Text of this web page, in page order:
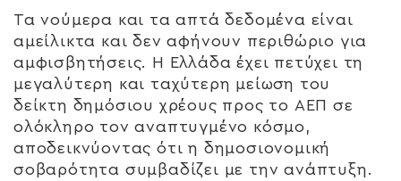
Τα νούμερα και τα απτά δεδομένα είναι
αμείλικτα και δεν αφήνουν περιθώριο για
αμφισβητήσεις. Η Ελλάδα έχει πετύχει τη
μεγαλύτερη και ταχύτερη μείωση του
δείκτη δημόσιου χρέους προς το ΑΕΠ σε
ολόκληρο τον αναπτυγμένο κόσμο,
αποδεικνύοντας ότι η δημοσιονομική
σοβαρότητα συμβαδίζει με την ανάπτυξη.